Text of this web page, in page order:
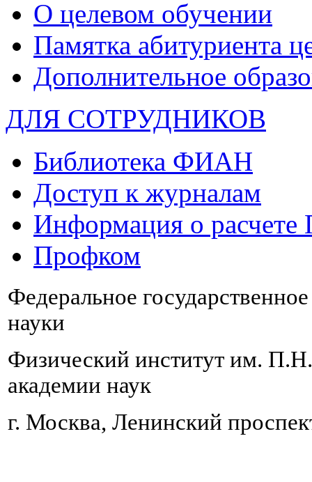
О целевом обучении
Памятка абитуриента
Дополнительное
ДЛЯ СОТРУДНИКОВ
Библиотека ФИАН
Доступ к журналам
Информация о
Профком
Федеральное
науки
Физический институт им.
академии наук
г. Москва, Ленинский